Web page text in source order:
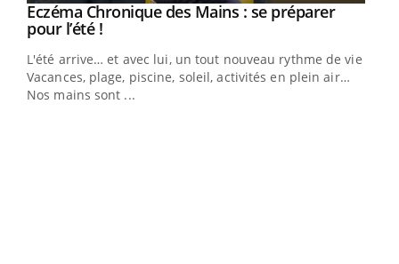
Youtube
Eczéma Chronique des Mains : se préparer
pour l’été !Youtube
L'été arrive… et avec lui, un tout nouveau rythme de vie !
Vacances, plage, piscine, soleil, activités en plein air…
Nos mains sont ...